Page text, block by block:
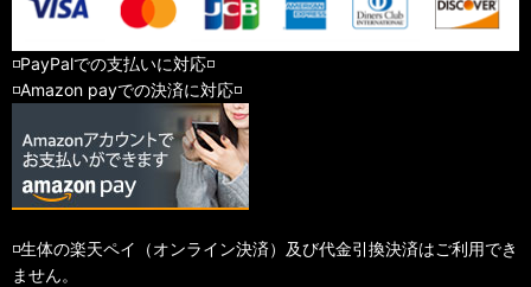
◽️PayPalでの支払いに対応◽️
◽️Amazon payでの決済に対応◽️
◽️生体の楽天ペイ（オンライン決済）及び代金引換決済はご利用でき
ません。